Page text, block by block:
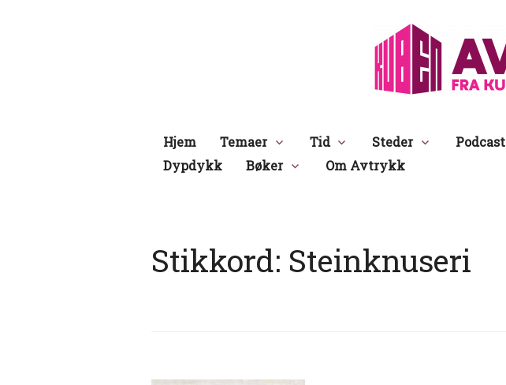
Hjem Temaer Tid Steder Podcast
Dypdykk
Bøker Om Avtrykk
Stikkord: Steinknuseri